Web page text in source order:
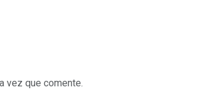
vez que comente.